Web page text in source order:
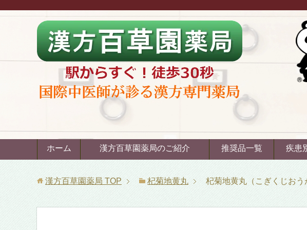
ホーム 漢方百草園薬局のご紹介 推奨品一覧 疾患
漢方百草園薬局 TOP 杞菊地黄丸 杞菊地黄丸（こぎくじおう